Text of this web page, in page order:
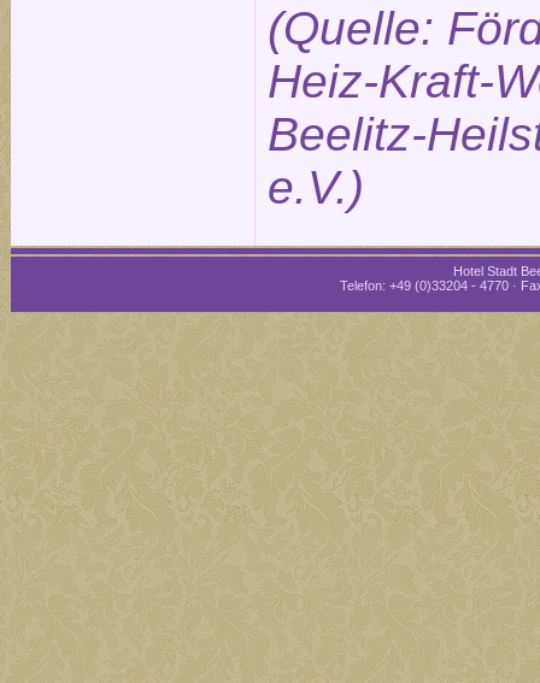
(Quelle:
Heiz-Kraft-
Beelitz-
e.V.)
Hotel Stadt
Telefon: +49 (0)33204 - 4770 ·